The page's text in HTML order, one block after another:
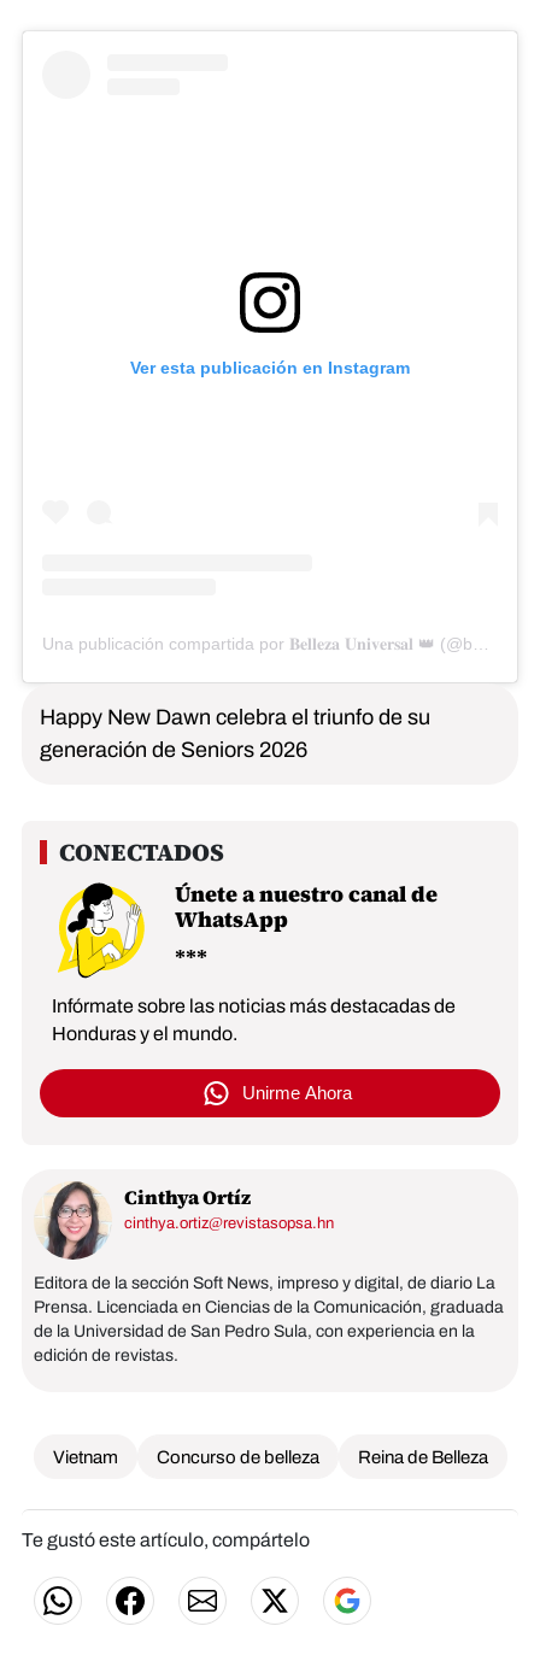
Ver esta publicación en Instagram
Happy New Dawn celebra el triunfo de su
generación de Seniors 2026
Únete a nuestro canal de
WhatsApp
Infórmate sobre las noticias más destacadas de
Honduras y el mundo.
Unirme Ahora
Cinthya Ortíz
cinthya.ortiz@revistasopsa.hn
Editora de la sección Soft News, impreso y digital, de diario La
Prensa. Licenciada en Ciencias de la Comunicación, graduada
de la Universidad de San Pedro Sula, con experiencia en la
edición de revistas.
Vietnam Concurso de belleza Reina de Belleza
Te gustó este artículo, compártelo